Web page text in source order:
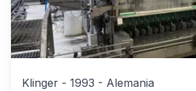
Klinger - 1993 - Alemania